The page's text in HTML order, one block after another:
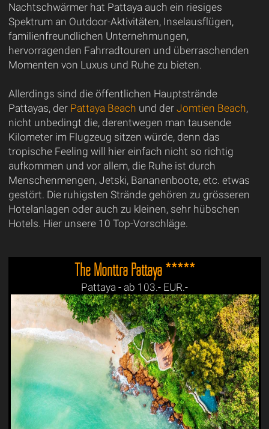
Nachtschwärmer hat Pattaya auch ein riesiges
Spektrum an Outdoor-Aktivitäten, Inselausflügen,
familienfreundlichen Unternehmungen,
hervorragenden Fahrradtouren und überraschenden
Momenten von Luxus und Ruhe zu bieten.
Allerdings sind die öffentlichen Hauptstrände
Pattayas, der Pattaya Beach und der Jomtien Beach,
nicht unbedingt die, derentwegen man tausende
Kilometer im Flugzeug sitzen würde, denn das
tropische Feeling will hier einfach nicht so richtig
aufkommen und vor allem, die Ruhe ist durch
Menschenmengen, Jetski, Bananenboote, etc. etwas
gestört. Die ruhigsten Strände gehören zu grösseren
Hotelanlagen oder auch zu kleinen, sehr hübschen
Hotels. Hier unsere 10 Top-Vorschläge.
The Monttra Pattaya *****
Pattaya - ab 103.- EUR.-